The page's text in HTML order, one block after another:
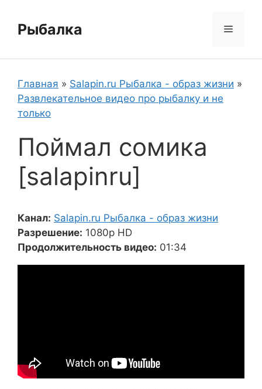
содержимому
Рыбалка Меню
Главная » Salapin.ru Рыбалка - образ жизни »
Развлекательное видео про рыбалку и не
только
Поймал сомика
[salapinru]
Канал: Salapin.ru Рыбалка - образ жизни
Разрешение: 1080p HD
Продолжительность видео: 01:34